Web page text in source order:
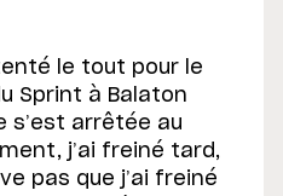
le tout pour le
Sprint à Balaton
s’est arrêtée au
j’ai freiné tard,
pas que j’ai freiné